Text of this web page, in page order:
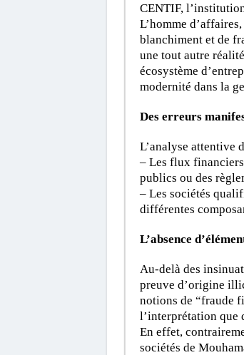
CENTIF,
L’homme
blanchiment et de
une tout autre
écosystème
modernité dans la
Des erreurs
L’analyse attentive
– Les flux financiers
publics ou des
– Les sociétés
différentes
L’absence
Au-delà des
preuve d’origine
notions de “fraude
l’interprétation que
En effet,
sociétés de